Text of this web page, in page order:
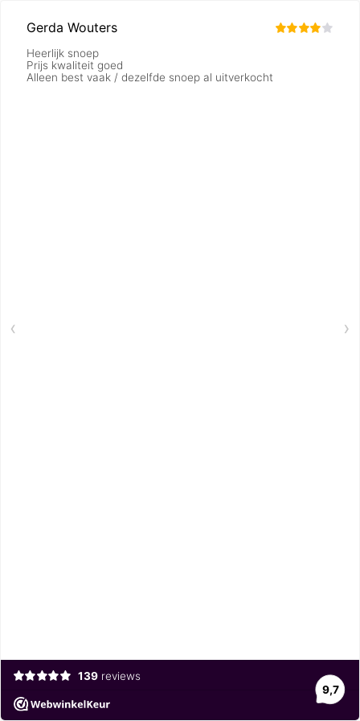
Gerda Wouters
Heerlijk snoep
Prijs kwaliteit goed
Alleen best vaak / dezelfde snoep al uitverkocht
‹ ›
139 reviews
9,7